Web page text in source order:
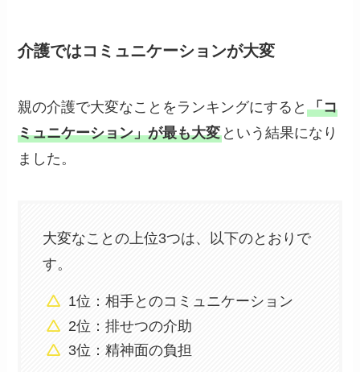
介護ではコミュニケーションが大変
親の介護で大変なことをランキングにすると「コ
ミュニケーション」が最も大変 という結果になり
ました。
大変なことの上位3つは、以下のとおりで
す。
1位：相手とのコミュニケーション
2位：排せつの介助
3位：精神面の負担